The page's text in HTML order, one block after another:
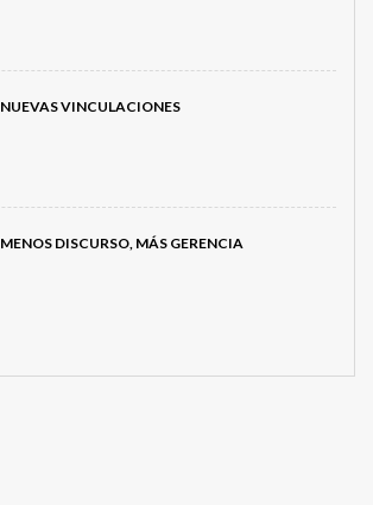
NUEVAS VINCULACIONES
MENOS DISCURSO, MÁS GERENCIA